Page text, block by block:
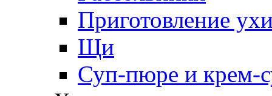
Приготовление
Щи
Суп-пюре и крем-